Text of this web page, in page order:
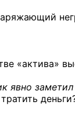
«актива»
явно